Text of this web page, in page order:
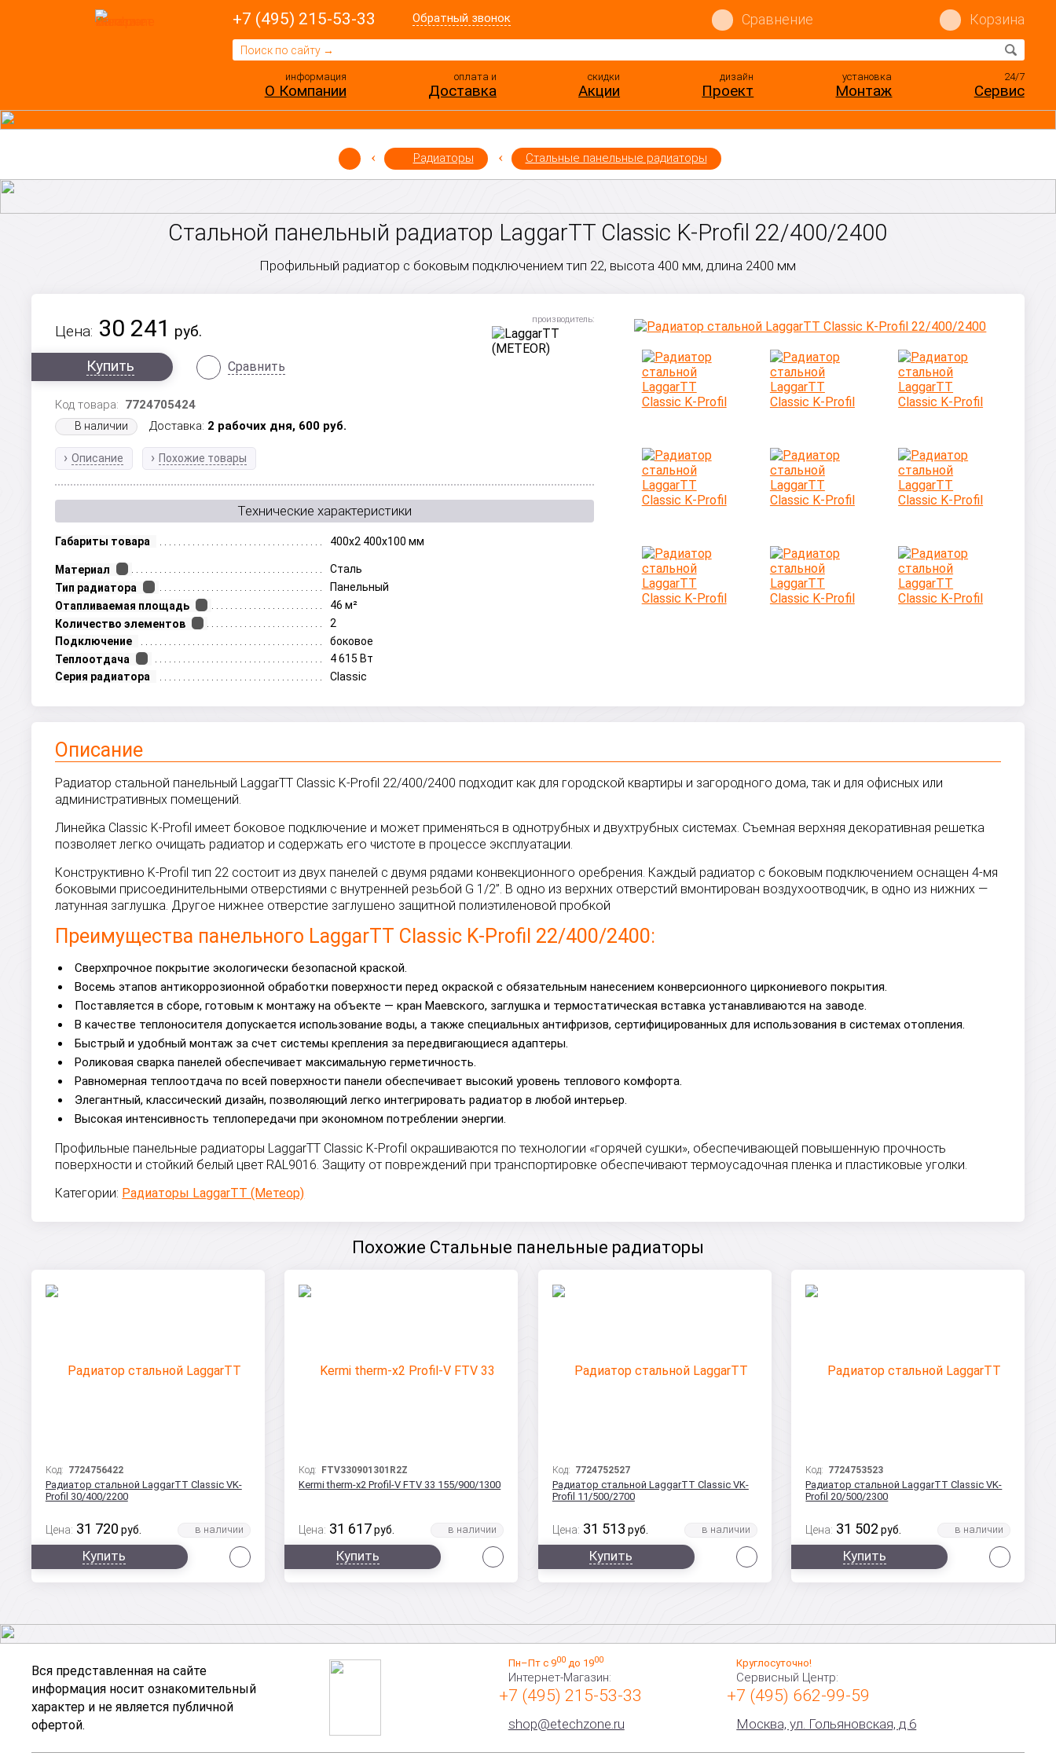
+7 (495) 215-53-33 Обратный звонок Сравнение Корзина
информация
О Компании
оплата и
Доставка
скидки
Акции
дизайн
Проект
установка
Монтаж
24/7
Сервис
Радиаторы Стальные панельные радиаторы
Стальной панельный радиатор LaggarTT Classic K-Profil 22/400/2400
Профильный радиатор с боковым подключением тип 22, высота 400 мм, длина 2400 мм
Цена: 30 241 руб.
Купить
Сравнить
Код товара: 7724705424
В наличии Доставка: 2 рабочих дня, 600 руб.
Описание Похожие товары
Технические характеристики
Габариты товара 400x2 400x100 мм
Материал
Сталь
Тип радиатора
Панельный
Отапливаемая площадь
46 м²
Количество элементов
2
Подключение
боковое
Теплоотдача
4 615 Вт
Серия радиатора
Classic
Описание
Радиатор стальной панельный LaggarTT Classic K-Profil 22/400/2400 подходит как для городской квартиры и загородного дома, так и для офисных или
административных помещений.
Линейка Classic K-Profil имеет боковое подключение и может применяться в однотрубных и двухтрубных системах. Съемная верхняя декоративная решетка
позволяет легко очищать радиатор и содержать его чистоте в процессе эксплуатации.
Конструктивно K-Profil тип 22 состоит из двух панелей с двумя рядами конвекционного оребрения. Каждый радиатор с боковым подключением оснащен 4-мя
боковыми присоединительными отверстиями с внутренней резьбой G 1/2”. В одно из верхних отверстий вмонтирован воздухоотводчик, в одно из нижних —
латунная заглушка. Другое нижнее отверстие заглушено защитной полиэтиленовой пробкой
Преимущества панельного LaggarTT Classic K-Profil 22/400/2400:
Сверхпрочное покрытие экологически безопасной краской.
Восемь этапов антикоррозионной обработки поверхности перед окраской с обязательным нанесением конверсионного циркониевого покрытия.
Поставляется в сборе, готовым к монтажу на объекте — кран Маевского, заглушка и термостатическая вставка устанавливаются на заводе.
В качестве теплоносителя допускается использование воды, а также специальных антифризов, сертифицированных для использования в системах отопления.
Быстрый и удобный монтаж за счет системы крепления за передвигающиеся адаптеры.
Роликовая сварка панелей обеспечивает максимальную герметичность.
Равномерная теплоотдача по всей поверхности панели обеспечивает высокий уровень теплового комфорта.
Элегантный, классический дизайн, позволяющий легко интегрировать радиатор в любой интерьер.
Высокая интенсивность теплопередачи при экономном потреблении энергии.
Профильные панельные радиаторы LaggarTT Classic K-Profil окрашиваются по технологии «горячей сушки», обеспечивающей повышенную прочность
поверхности и стойкий белый цвет RAL9016. Защиту от повреждений при транспортировке обеспечивают термоусадочная пленка и пластиковые уголки.
Категории: Радиаторы LaggarTT (Метеор)
Похожие Стальные панельные радиаторы
Код: 7724756422
Радиатор стальной LaggarTT Classic VK-
Profil 30/400/2200
Цена: 31 720 руб.
Купить
Код: FTV330901301R2Z
Kermi therm-x2 Profil-V FTV 33 155/900/1300
Цена: 31 617 руб.
Купить
Код: 7724752527
Радиатор стальной LaggarTT Classic VK-
Profil 11/500/2700
Цена: 31 513 руб.
Купить
Код: 7724753523
Радиатор стальной LaggarTT Classic VK-
Profil 20/500/2300
Цена: 31 502 руб.
Купить
Вся представленная на сайте
информация носит ознакомительный
характер и не является публичной
офертой.
Пн–Пт с 900до 1900
Интернет-Магазин:
+7 (495) 215-53-33
shop@etechzone.ru
Круглосуточно!
Сервисный Центр:
+7 (495) 662-99-59
Москва, ул. Гольяновская, д.6